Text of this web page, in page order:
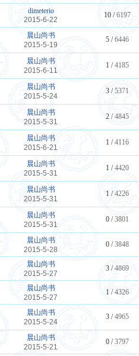
dimeterio
2015-6-22
10 /6197
晨山尚书
2015-5-19
5 /6446
晨山尚书
2015-6-11
1 /4185
晨山尚书
2015-5-24
3 /5371
晨山尚书
2015-5-31
2 /4845
晨山尚书
2015-6-21
1 /4116
晨山尚书
2015-5-31
1 /4420
晨山尚书
2015-5-31
1 /4226
晨山尚书
2015-5-31
0 /3801
晨山尚书
2015-5-28
0 /3848
晨山尚书
2015-5-27
3 /4869
晨山尚书
2015-5-27
1 /4326
晨山尚书
2015-5-24
3 /4965
晨山尚书
2015-5-21
0 /3797